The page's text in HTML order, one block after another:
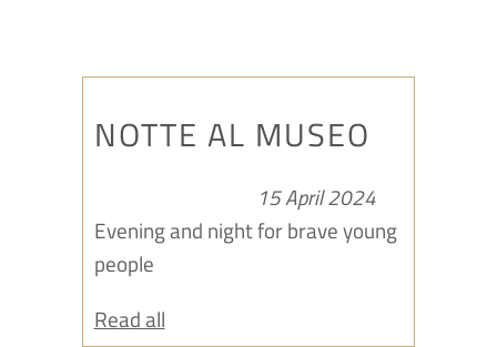
NOTTE AL MUSEO
15 April 2024
Evening and night for brave young
people
Read all